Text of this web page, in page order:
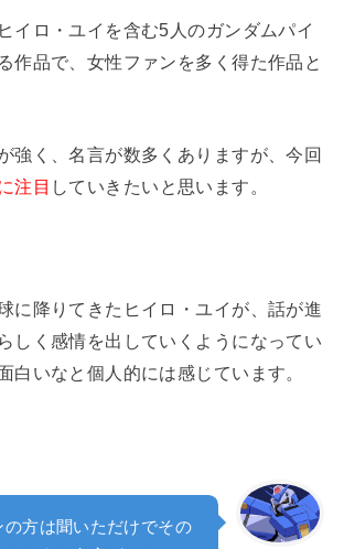
イロ・ユイを含む5人のガンダムパイ
作品で、女性ファンを多く得た作品と
強く、名言が数多くありますが、今回
注目 していきたいと思います。
に降りてきたヒイロ・ユイが、話が進
しく感情を出していくようになってい
白いなと個人的には感じています。
の方は聞いただけでその